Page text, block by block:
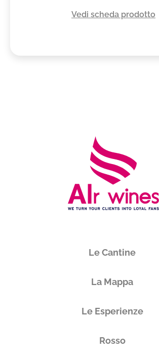
Vedi scheda prodotto
Le Cantine
La Mappa
Le Esperienze
Rosso